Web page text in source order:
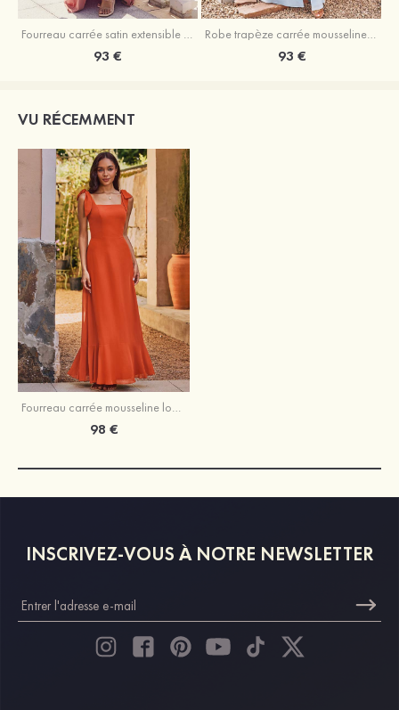
93 € 93 €
VU RÉCEMMENT
Fourreau carrée mousseline longueur ras du sol robe de demoiselle d'honneur avec noeud papillon volants
98 €
INSCRIVEZ-VOUS À NOTRE NEWSLETTER